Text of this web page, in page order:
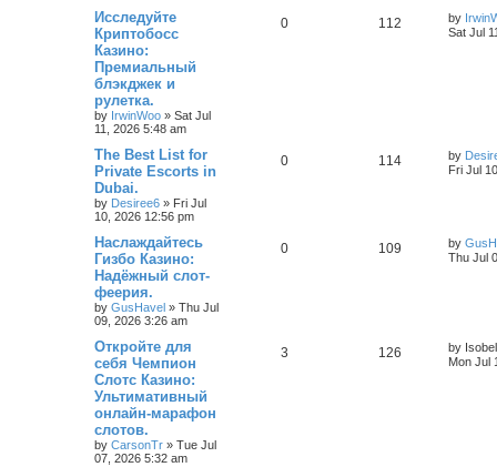
Исследуйте
Криптобосс
Казино:
Премиальный
блэкджек и
рулетка.
by IrwinWoo » Sat Jul
11, 2026 5:48 am
0 112 by
Sat Jul
The Best List for
Private Escorts in
Dubai.
by Desiree6 » Fri Jul
10, 2026 12:56 pm
0 114 by
Fri Jul
Наслаждайтесь
Гизбо Казино:
Надёжный слот-
феерия.
by GusHavel » Thu Jul
09, 2026 3:26 am
0 109 by
Thu Jul
Откройте для
себя Чемпион
Слотс Казино:
Ультимативный
онлайн-марафон
слотов.
by CarsonTr » Tue Jul
07, 2026 5:32 am
3 126 by Isobel
Mon Jul